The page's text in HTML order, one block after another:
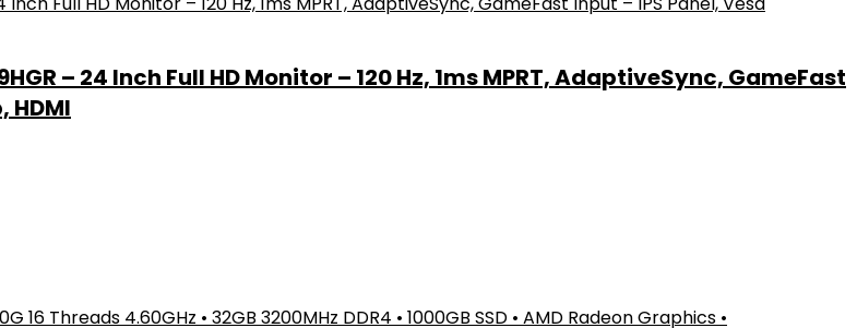
– 24 Inch Full HD Monitor – 120 Hz, 1ms MPRT, AdaptiveSync, GameFast
HDMI